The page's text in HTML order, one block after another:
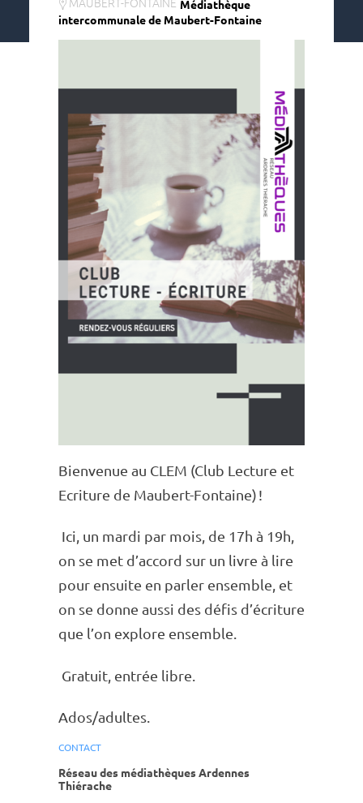
MAUBERT-FONTAINE Médiathèque
intercommunale de Maubert-Fontaine
Bien­ve­nue au CLEM (Club Lecture et
Ecri­ture de Maubert-Fontaine) !
Ici, un mardi par mois, de 17h à 19h,
on se met d’ac­cord sur un livre à lire
pour ensuite en parler ensemble, et
on se donne aussi des défis d’écri­ture
que l’on explore ensemble.
Gratuit, entrée libre.
Ados/adultes.
CONTACT
Réseau des médiathèques Ardennes
Thiérache